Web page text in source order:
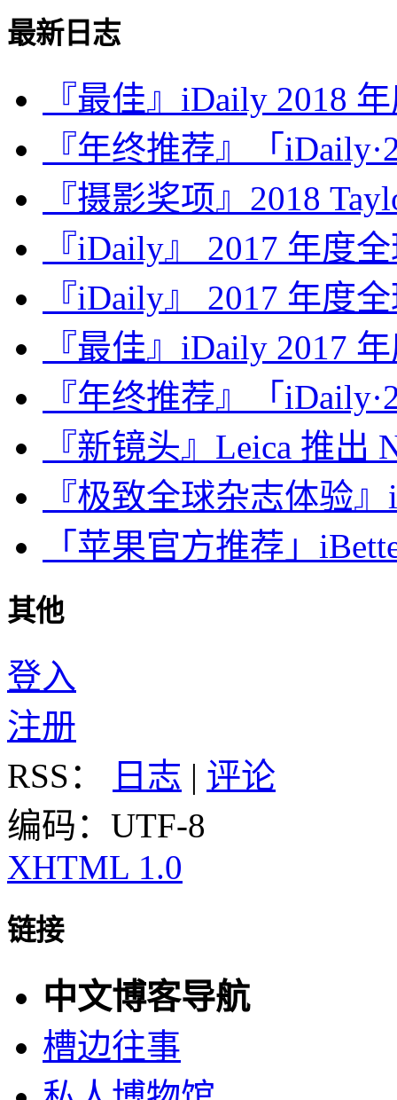
最新日志
『最佳』iDaily 2018
『年终推荐』「
『摄影奖项』2018
『iDaily』 2017 年度
『iDaily』 2017 年度
『最佳』iDaily 2017
『年终推荐』「
『新镜头』Leica 推出
『极致全球杂志体验
「苹果官方推荐」
其他
登入
注册
RSS：
日志 | 评论
编码：UTF-8
XHTML 1.0
链接
中文博客导航
槽边往事